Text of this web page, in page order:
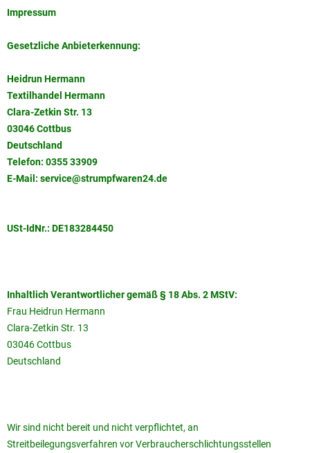
Impressum
Gesetzliche Anbieterkennung:
Heidrun Hermann
Textilhandel Hermann
Clara-Zetkin Str. 13
03046 Cottbus
Deutschland
Telefon: 0355 33909
E-Mail: service@strumpfwaren24.de
USt-IdNr.: DE183284450
Inhaltlich Verantwortlicher gemäß § 18 Abs. 2 MStV:
Frau Heidrun Hermann
Clara-Zetkin Str. 13
03046 Cottbus
Deutschland
Wir sind nicht bereit und nicht verpflichtet, an
Streitbeilegungsverfahren vor Verbraucherschlichtungsstellen